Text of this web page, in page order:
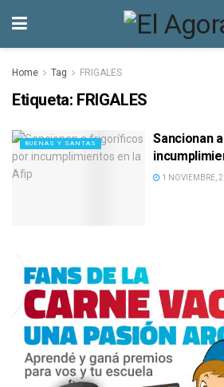
Home Tag FRIGALES
Etiqueta: FRIGALES
BUENAS Y SANTAS
Sancionan
1 NOVIEMBRE,